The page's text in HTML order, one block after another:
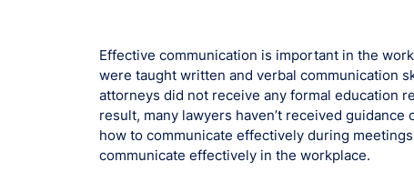
Effective communication is important in the
were taught written and verbal communication
attorneys did not receive any formal education
result, many lawyers haven’t received
how to communicate effectively during
communicate effectively in the workplace.